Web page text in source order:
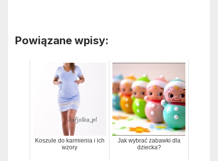
Powiązane wpisy:
Koszule do karmienia i ich
wzory
Jak wybrać zabawki dla
dziecka?